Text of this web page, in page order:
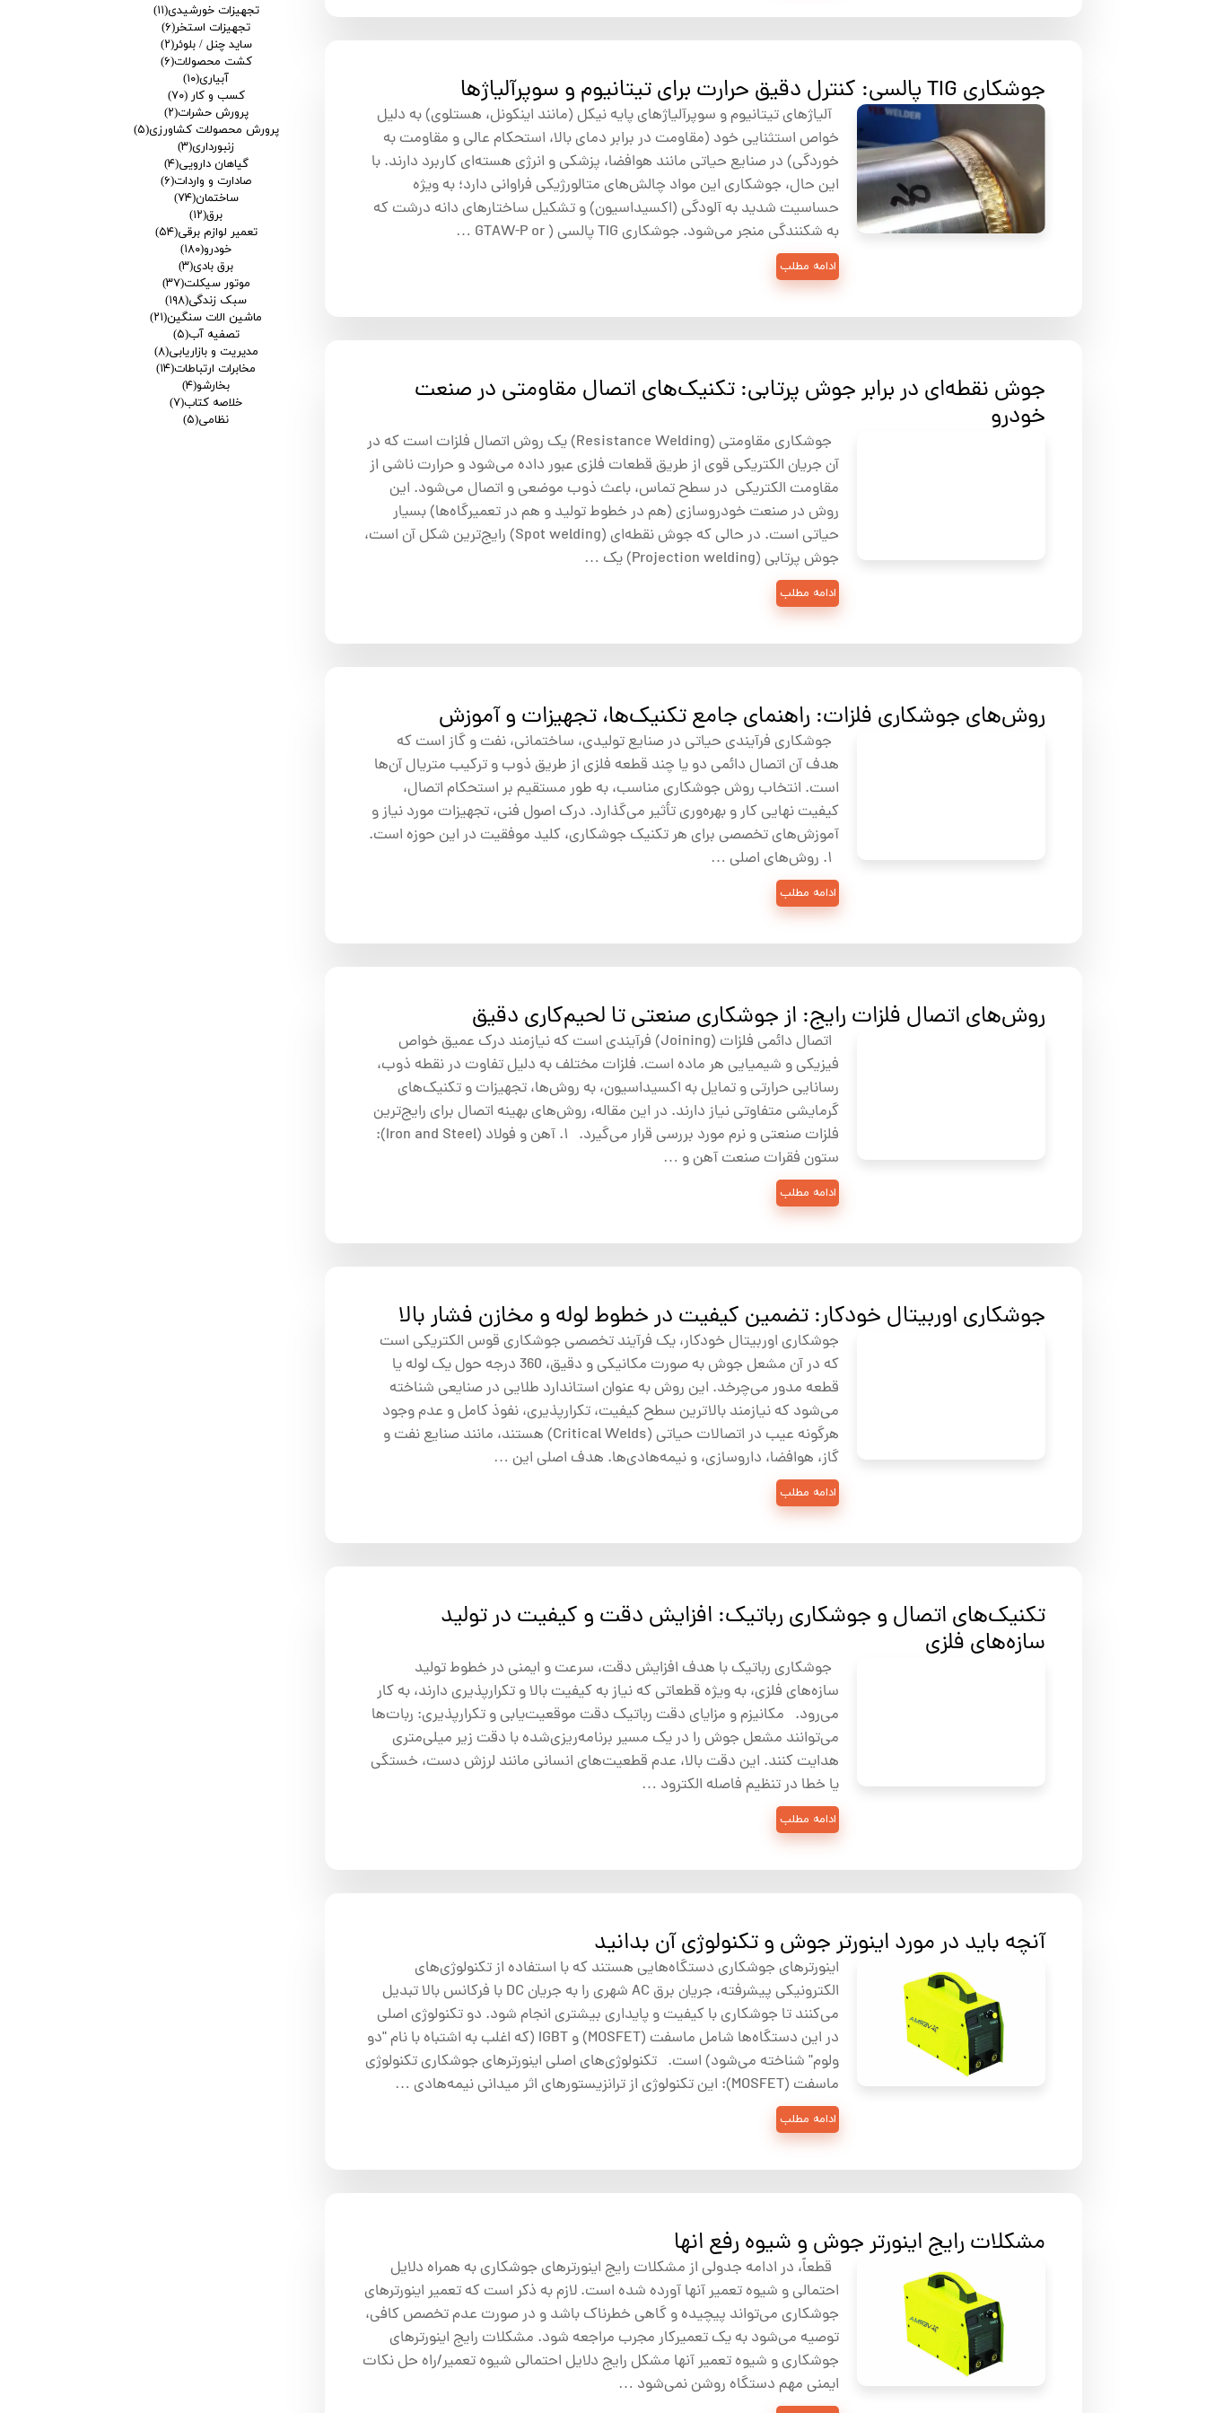
جوشکاری TIG پالسی: کنترل دقیق حرارت برای تیتانیوم و سوپرآلیاژها
آلیاژهای تیتانیوم و سوپرآلیاژهای پایه نیکل (مانند اینکونل، هستلوی) به دلیل
خواص استثنایی خود (مقاومت در برابر دمای بالا، استحکام عالی و مقاومت به
خوردگی) در صنایع حیاتی مانند هوافضا، پزشکی و انرژی هسته‌ای کاربرد دارند. با
این حال، جوشکاری این مواد چالش‌های متالورژیکی فراوانی دارد؛ به ویژه
حساسیت شدید به آلودگی (اکسیداسیون) و تشکیل ساختارهای دانه درشت که
به شکنندگی منجر می‌شود. جوشکاری TIG پالسی ( GTAW-P or …
ادامه مطلب
جوش نقطه‌ای در برابر جوش پرتابی: تکنیک‌های اتصال مقاومتی در صنعت
خودرو
جوشکاری مقاومتی (Resistance Welding) یک روش اتصال فلزات است که در
آن جریان الکتریکی قوی از طریق قطعات فلزی عبور داده می‌شود و حرارت ناشی از
مقاومت الکتریکی در سطح تماس، باعث ذوب موضعی و اتصال می‌شود. این
روش در صنعت خودروسازی (هم در خطوط تولید و هم در تعمیرگاه‌ها) بسیار
حیاتی است. در حالی که جوش نقطه‌ای (Spot welding) رایج‌ترین شکل آن است،
جوش پرتابی (Projection welding) یک …
ادامه مطلب
روش‌های جوشکاری فلزات: راهنمای جامع تکنیک‌ها، تجهیزات و آموزش
جوشکاری فرآیندی حیاتی در صنایع تولیدی، ساختمانی، نفت و گاز است که
هدف آن اتصال دائمی دو یا چند قطعه فلزی از طریق ذوب و ترکیب متریال آن‌ها
است. انتخاب روش جوشکاری مناسب، به طور مستقیم بر استحکام اتصال،
کیفیت نهایی کار و بهره‌وری تأثیر می‌گذارد. درک اصول فنی، تجهیزات مورد نیاز و
آموزش‌های تخصصی برای هر تکنیک جوشکاری، کلید موفقیت در این حوزه است.
ادامه مطلب
روش‌های اتصال فلزات رایج: از جوشکاری صنعتی تا لحیم‌کاری دقیق
اتصال دائمی فلزات (Joining) فرآیندی است که نیازمند درک عمیق خواص
فیزیکی و شیمیایی هر ماده است. فلزات مختلف به دلیل تفاوت در نقطه ذوب،
رسانایی حرارتی و تمایل به اکسیداسیون، به روش‌ها، تجهیزات و تکنیک‌های
گرمایشی متفاوتی نیاز دارند. در این مقاله، روش‌های بهینه اتصال برای رایج‌ترین
فلزات صنعتی و نرم مورد بررسی قرار می‌گیرد. ۱. آهن و فولاد (Iron and Steel):
ستون فقرات صنعت آهن و …
ادامه مطلب
جوشکاری اوربیتال خودکار: تضمین کیفیت در خطوط لوله و مخازن فشار بالا
جوشکاری اوربیتال خودکار، یک فرآیند تخصصی جوشکاری قوس الکتریکی است
که در آن مشعل جوش به صورت مکانیکی و دقیق، 360 درجه حول یک لوله یا
قطعه مدور می‌چرخد. این روش به عنوان استاندارد طلایی در صنایعی شناخته
می‌شود که نیازمند بالاترین سطح کیفیت، تکرارپذیری، نفوذ کامل و عدم وجود
هرگونه عیب در اتصالات حیاتی (Critical Welds) هستند، مانند صنایع نفت و
گاز، هوافضا، داروسازی، و نیمه‌هادی‌ها. هدف اصلی این …
ادامه مطلب
تکنیک‌های اتصال و جوشکاری رباتیک: افزایش دقت و کیفیت در تولید
سازه‌های فلزی
جوشکاری رباتیک با هدف افزایش دقت، سرعت و ایمنی در خطوط تولید
سازه‌های فلزی، به ویژه قطعاتی که نیاز به کیفیت بالا و تکرارپذیری دارند، به کار
می‌رود. مکانیزم و مزایای دقت رباتیک دقت موقعیت‌یابی و تکرارپذیری: ربات‌ها
می‌توانند مشعل جوش را در یک مسیر برنامه‌ریزی‌شده با دقت زیر میلی‌متری
هدایت کنند. این دقت بالا، عدم قطعیت‌های انسانی مانند لرزش دست، خستگی
یا خطا در تنظیم فاصله الکترود …
ادامه مطلب
آنچه باید در مورد اینورتر جوش و تکنولوژی آن بدانید
اینورترهای جوشکاری دستگاه‌هایی هستند که با استفاده از تکنولوژی‌های
الکترونیکی پیشرفته، جریان برق AC شهری را به جریان DC با فرکانس بالا تبدیل
می‌کنند تا جوشکاری با کیفیت و پایداری بیشتری انجام شود. دو تکنولوژی اصلی
در این دستگاه‌ها شامل ماسفت (MOSFET) و IGBT (که اغلب به اشتباه با نام "دو
ولوم" شناخته می‌شود) است. تکنولوژی‌های اصلی اینورترهای جوشکاری تکنولوژی
ماسفت (MOSFET): این تکنولوژی از ترانزیستورهای اثر میدانی نیمه‌هادی …
ادامه مطلب
مشکلات رایج اینورتر جوش و شیوه رفع انها
قطعاً، در ادامه جدولی از مشکلات رایج اینورترهای جوشکاری به همراه دلایل
احتمالی و شیوه تعمیر آنها آورده شده است. لازم به ذکر است که تعمیر اینورترهای
جوشکاری می‌تواند پیچیده و گاهی خطرناک باشد و در صورت عدم تخصص کافی،
توصیه می‌شود به یک تعمیرکار مجرب مراجعه شود. مشکلات رایج اینورترهای
جوشکاری و شیوه تعمیر آنها مشکل رایج دلایل احتمالی شیوه تعمیر/راه حل نکات
ایمنی مهم دستگاه روشن نمی‌شود …
تجهیزات خورشیدی(۱۱)
تجهیزات استخر(۶)
ساید چنل / بلوئر(۲)
کشت محصولات(۶)
آبیاری(۱۰)
کسب و کار(۷۰)
پرورش حشرات(۲)
پرورش محصولات کشاورزی(۵)
زنبورداری(۳)
گیاهان دارویی(۴)
صادارت و واردات(۶)
ساختمان(۷۴)
برق(۱۲)
تعمیر لوازم برقی(۵۴)
خودرو(۱۸۰)
برق بادی(۳)
موتور سیکلت(۳۷)
سبک زندگی(۱۹۸)
ماشین الات سنگین(۲۱)
تصفیه آب(۵)
مدیریت و بازاریابی(۸)
مخابرات ارتباطات(۱۴)
بخارشو(۴)
خلاصه کتاب(۷)
نظامی(۵)